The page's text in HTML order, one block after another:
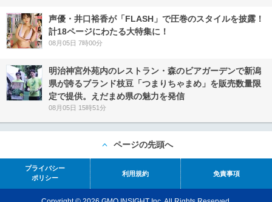
声優・井口裕香が「FLASH」で圧巻のスタイルを披露！
計18ページにわたる大特集に！
08月05日 7時00分
明治神宮外苑内のレストラン・森のビアガーデンで新潟
県が誇るブランド枝豆「つまりちゃまめ」を販売数量限
定で提供。えだまめ県の魅力を発信
08月05日 15時51分
ページの先頭へ
プライバシー
ポリシー
利用規約 免責事項